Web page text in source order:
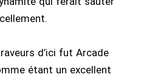
d’ici fut Arcade
étant un excellent